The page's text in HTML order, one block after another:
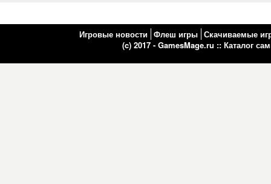
Игровые новости Флеш игры Скачиваемые
(c) 2017 - GamesMage.ru :: Каталог